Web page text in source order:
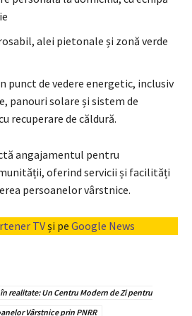
alei pietonale și zonă verde
punct de vedere energetic, inclusiv
panouri solare și sistem de
recuperare de căldură.
angajamentul pentru
oferind servicii și facilități
persoanelor vârstnice.
TVși pe Google News
realitate: Un Centru Modern de Zi pentru
Vârstnice prin PNRR